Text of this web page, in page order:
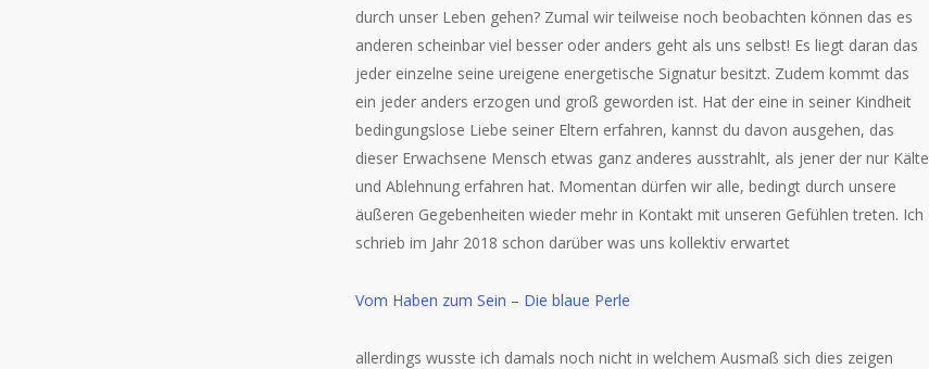
durch unser Leben gehen? Zumal wir teilweise noch beobachten können das es
anderen scheinbar viel besser oder anders geht als uns selbst! Es liegt daran das
jeder einzelne seine ureigene energetische Signatur besitzt. Zudem kommt das
ein jeder anders erzogen und groß geworden ist. Hat der eine in seiner Kindheit
bedingungslose Liebe seiner Eltern erfahren, kannst du davon ausgehen, das
dieser Erwachsene Mensch etwas ganz anderes ausstrahlt, als jener der nur Kälte
und Ablehnung erfahren hat. Momentan dürfen wir alle, bedingt durch unsere
äußeren Gegebenheiten wieder mehr in Kontakt mit unseren Gefühlen treten. Ich
schrieb im Jahr 2018 schon darüber was uns kollektiv erwartet
Vom Haben zum Sein – Die blaue Perle
allerdings wusste ich damals noch nicht in welchem Ausmaß sich dies zeigen